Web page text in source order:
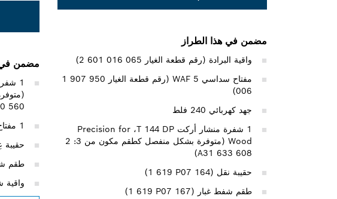
مضمن في هذا الطراز
واقية البرادة (رقم قطعة الغيار ‎2 601 016 065)
مفتاح سداسي WAF 5 (رقم قطعة الغيار ‎1 907 950
006)
جهد كهربائي 240 فلط
1 شفرة منشار أركت T 144 DP‏، Precision for
Wood (متوفرة بشكل منفصل كطقم مكون من 3: 2
608 633 ‎A31)
حقيبة نقل (‎1 619 P07 164)
طقم شفط غبار (‎1 619 P07 167)
مضمن في
560)
1 مفتاح سداسي
حقيبة
طقم
واقية